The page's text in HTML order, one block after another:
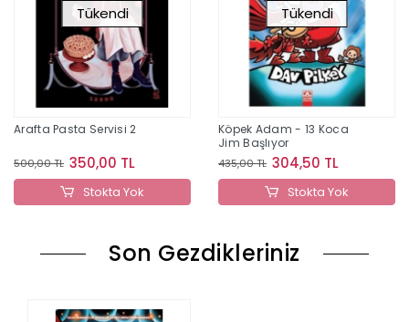
Tükendi
Arafta Pasta Servisi 2
500,00 TL 350,00 TL
Stokta Yok
Tükendi
Köpek Adam - 13 Koca
Jim Başlıyor
435,00 TL 304,50 TL
Stokta Yok
Son Gezdikleriniz